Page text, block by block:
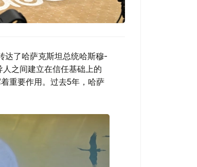
达了哈萨克斯坦总统哈斯穆-
之间建立在信任基础上的
重要作用。过去5年，哈萨